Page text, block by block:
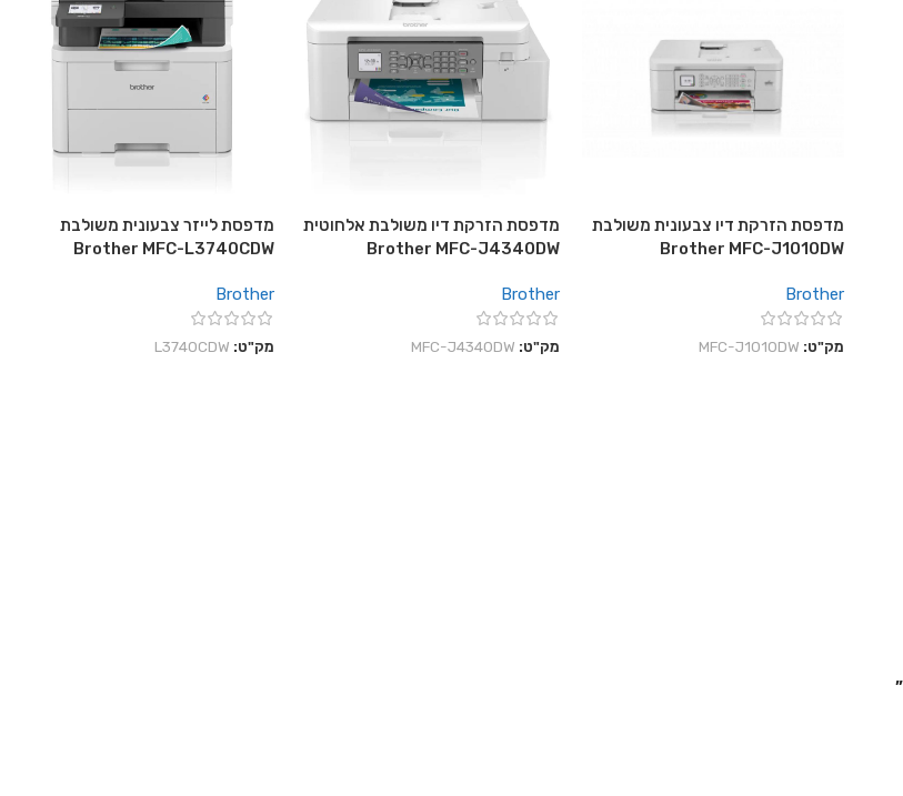
מדפסת הזרקת דיו צבעונית משולבת
Brother MFC-J1010DW
Brother
מק"ט: MFC-J1010DW
מדפסת הזרקת דיו משולבת אלחוטית
Brother MFC-J4340DW
Brother
מק"ט: ‎MFC-J4340DW
מדפסת לייזר צבעונית משולבת
Brother MFC-L3740CDW
Brother
מק"ט: L3740CDW